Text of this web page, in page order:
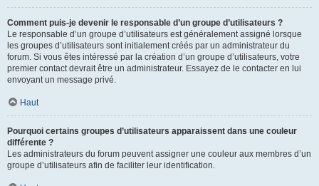
Comment puis-je devenir le responsable d’un groupe d’utilisateurs ?
Le responsable d’un groupe d’utilisateurs est généralement assigné lorsque
les groupes d’utilisateurs sont initialement créés par un administrateur du
forum. Si vous êtes intéressé par la création d’un groupe d’utilisateurs, votre
premier contact devrait être un administrateur. Essayez de le contacter en lui
envoyant un message privé.
Haut
Pourquoi certains groupes d’utilisateurs apparaissent dans une couleur
différente ?
Les administrateurs du forum peuvent assigner une couleur aux membres d’un
groupe d’utilisateurs afin de faciliter leur identification.